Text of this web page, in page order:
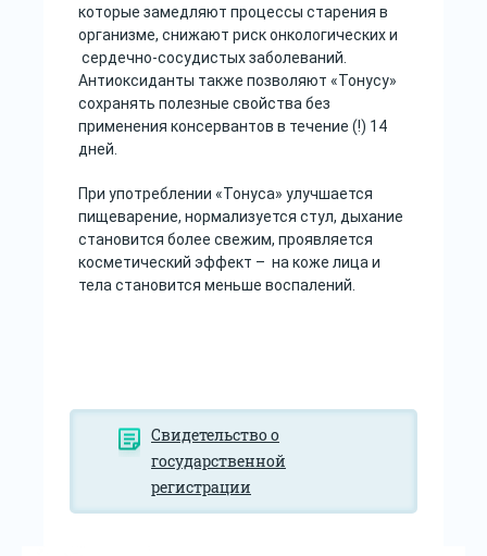
которые замедляют процессы старения в
организме, снижают риск онкологических и
сердечно-сосудистых заболеваний.
Антиоксиданты также позволяют «Тонусу»
сохранять полезные свойства без
применения консервантов в течение (!) 14
дней.
При употреблении «Тонуса» улучшается
пищеварение, нормализуется стул, дыхание
становится более свежим, проявляется
косметический эффект – на коже лица и
тела становится меньше воспалений.
Свидетельство о
государственной
регистрации